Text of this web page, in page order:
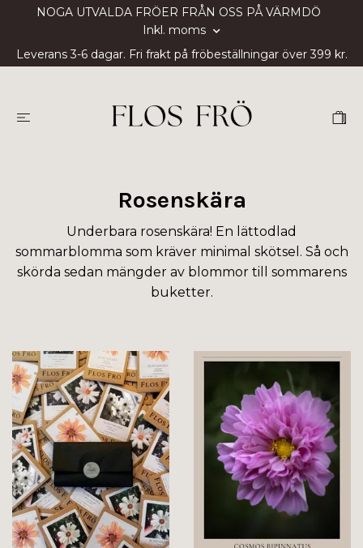
NOGA UTVALDA FRÖER FRÅN OSS PÅ VÄRMDÖ
Inkl. moms
Leverans 3-6 dagar. Fri frakt på fröbeställningar över 399 kr.
Rosenskära
Underbara rosenskära! En lättodlad
sommarblomma som kräver minimal skötsel. Så och
skörda sedan mängder av blommor till sommarens
buketter.